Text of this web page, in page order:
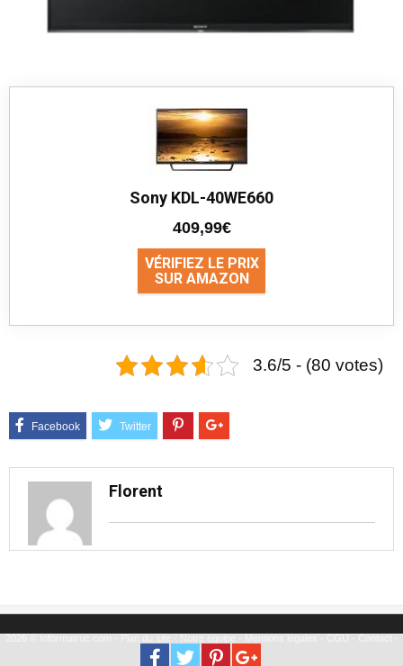
Sony KDL-40WE660
409,99€
VÉRIFIEZ LE PRIX
SUR AMAZON
3.6/5 - (80 votes)
Florent
Partenariat